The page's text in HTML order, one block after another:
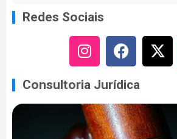
Redes Sociais
Consultoria Jurídica